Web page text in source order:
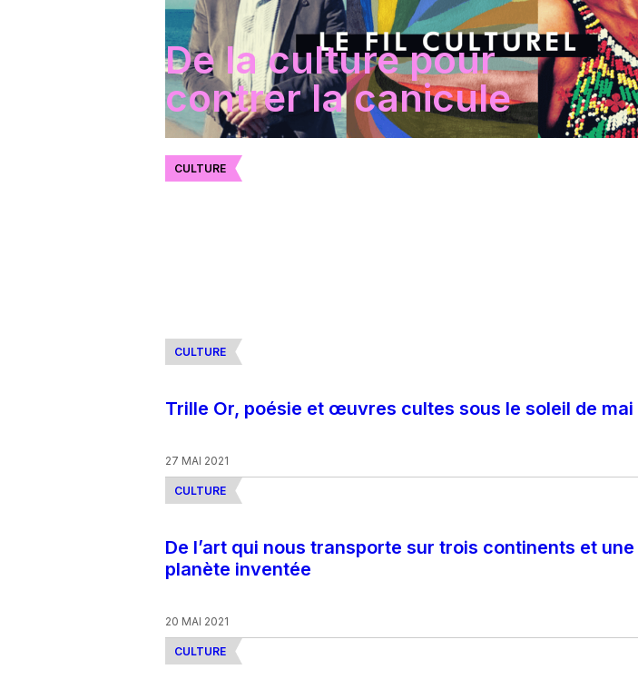
CULTURE
De la culture pour
contrer la canicule
CULTURE
Trille Or, poésie et œuvres cultes sous le soleil de mai
27 MAI 2021
CULTURE
De l’art qui nous transporte sur trois continents et une
planète inventée
20 MAI 2021
CULTURE